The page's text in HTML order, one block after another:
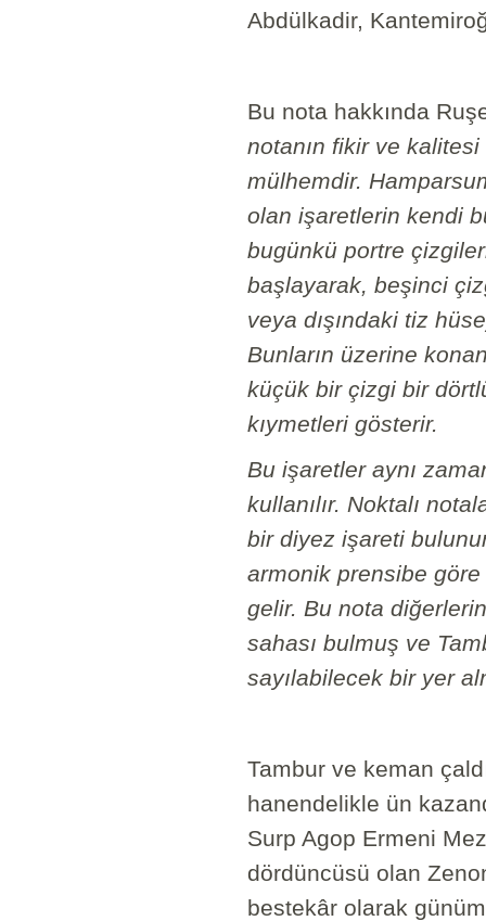
Abdülkadir,
Bu nota hakkında
notanın fikir ve
mülhemdir.
olan işaretlerin kendi
bugünkü portre
başlayarak, beşinci
veya dışındaki tiz
Bunların üzerine
küçük bir çizgi bir
kıymetleri gösterir.
Bu işaretler aynı
kullanılır. Noktalı
bir diyez işareti
armonik prensibe
gelir. Bu nota
sahası bulmuş ve
sayılabilecek bir yer
Tambur ve keman
hanendelikle ün
Surp Agop Ermeni
dördüncüsü olan
bestekâr olarak